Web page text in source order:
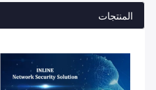
المنتجات